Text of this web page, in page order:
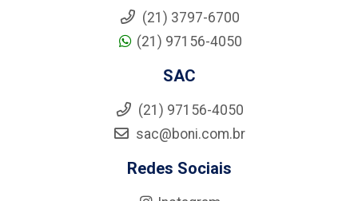
(21) 3797-6700
(21) 97156-4050
SAC
(21) 97156-4050
sac@boni.com.br
Redes Sociais